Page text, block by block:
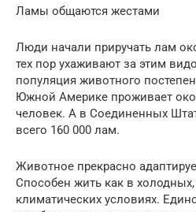
Ламы общаются жестами
Люди начали приручать лам
тех пор ухаживают за этим
популяция животного
Южной Америке проживает
человек. А в Соединенных
всего 160 000 лам.
Животное прекрасно
Способен жить как в
климатических условиях.